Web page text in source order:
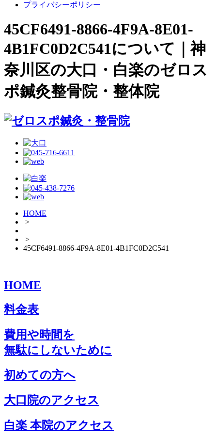
プライバシーポリシー
45CF6491-8866-4F9A-8E01-
4B1FC0D2C541について｜神
奈川区の大口・白楽のゼロス
ポ鍼灸整骨院・整体院
HOME
>
>
45CF6491-8866-4F9A-8E01-4B1FC0D2C541
HOME
料金表
費用や時間を
無駄にしないために
初めての方へ
大口院のアクセス
白楽 本院のアクセス